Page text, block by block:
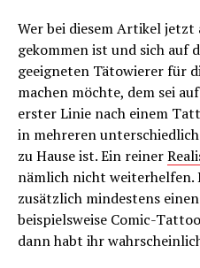
Wer bei diesem Artikel jetzt
gekommen ist und sich auf
geeigneten Tätowierer für
machen möchte, dem sei
erster Linie nach einem
in mehreren
zu Hause ist. Ein reiner
nämlich nicht weiterhelfen.
zusätzlich mindestens
beispielsweise Comic-
dann habt ihr